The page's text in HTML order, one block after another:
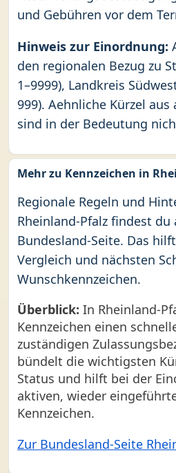
und Gebühren vor dem
Hinweis zur Einordnung:
den regionalen Bezug zu
1–9999), Landkreis
999). Aehnliche Kürzel
sind in der Bedeutung
Mehr zu Kennzeichen in
Regionale Regeln und
Rheinland-Pfalz findest du
Bundesland-Seite. Das
Vergleich und nächsten
Wunschkennzeichen.
Überblick: In Rheinland-
Kennzeichen einen
zuständigen
bündelt die wichtigsten
Status und hilft bei der
aktiven, wieder
Kennzeichen.
Zur Bundesland-Seite